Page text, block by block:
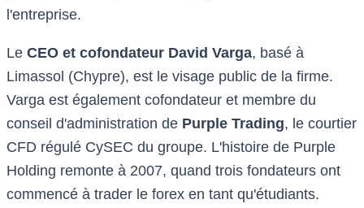
l'entreprise.
Le CEO et cofondateur David Varga, basé à
Limassol (Chypre), est le visage public de la firme.
Varga est également cofondateur et membre du
conseil d'administration de Purple Trading, le courtier
CFD régulé CySEC du groupe. L'histoire de Purple
Holding remonte à 2007, quand trois fondateurs ont
commencé à trader le forex en tant qu'étudiants.